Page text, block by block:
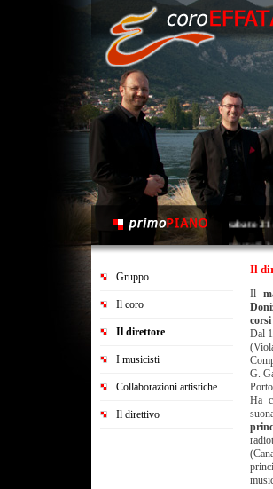
sabato
martedì 2
Gruppo
Il coro
Il direttore
I musicisti
Collaborazioni artistiche
Il direttivo
Il
Il
Dal
G.
Ha